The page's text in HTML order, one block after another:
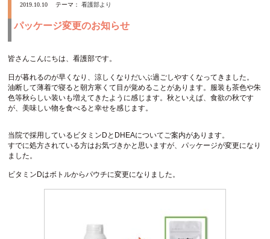
2019.10.10 テーマ：看護部より
パッケージ変更のお知らせ
皆さんこんにちは、看護部です。
日が暮れるのが早くなり、涼しくなりだいぶ過ごしやすくなってきました。
油断して薄着で寝ると朝方寒くて目が覚めることがあります。服装も茶色や朱
色等秋らしい装いも増えてきたように感じます。秋といえば、食欲の秋です
が、美味しい物を食べると幸せを感じます。
当院で採用しているビタミンDとDHEAについてご案内があります。
すでに処方されている方はお気づきかと思いますが、パッケージが変更になり
ました。
ビタミンDはボトルからパウチに変更になりました。